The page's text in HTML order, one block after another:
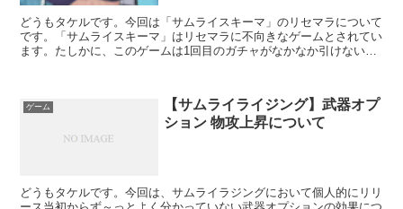
どうもタケルです。今回は「サムライスキーマ」のリセマラについて
です。「サムライスキーマ」はリセマラに不向きなゲームとされてい
ます。たしかに、このゲームは1回目のガチャがなかなか引けない。
ゲーム
【サムライライジング】武器オプ
ション 物攻上昇について
どうもタケルです。今回は、サムライラジングにおいて個人的にリリ